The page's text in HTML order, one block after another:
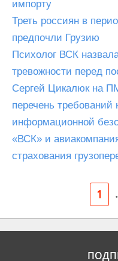
импорту
Треть россиян в
предпочли Грузию
Психолог ВСК
тревожности перед
Сергей Цикалюк на
перечень требований
информационной
«ВСК» и
страхования
1